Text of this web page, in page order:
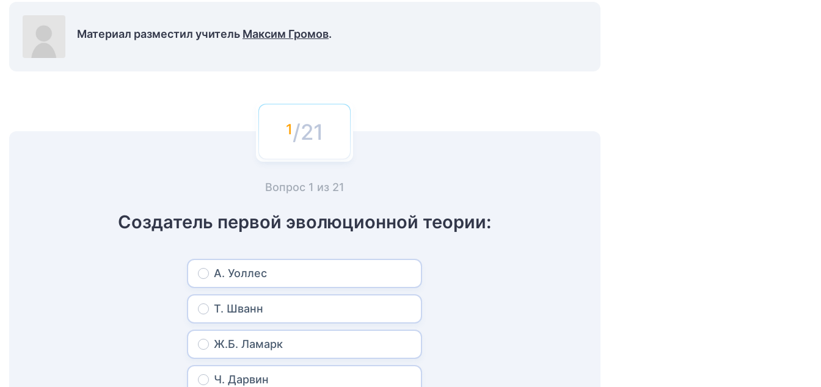
Материал разместил учитель Максим Громов.
/21
Вопрос 1 из 21
Создатель первой эволюционной теории:
А. Уоллес
Т. Шванн
Ж.Б. Ламарк
Ч. Дарвин